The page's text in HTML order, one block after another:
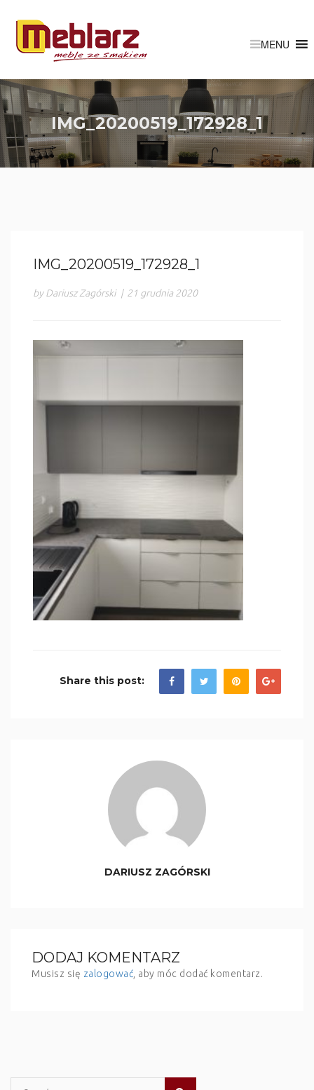
IMG_20200519_172928_1
IMG_20200519_172928_1
by Dariusz Zagórski | 21 grudnia 2020
Share this post:
DARIUSZ ZAGÓRSKI
DODAJ KOMENTARZ
Musisz się zalogować , aby móc dodać komentarz.